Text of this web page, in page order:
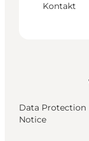
Kontakt
Data Protection
Notice